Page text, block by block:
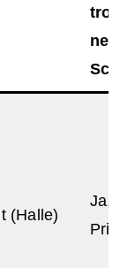
trotz
(Halle)
Ja, für